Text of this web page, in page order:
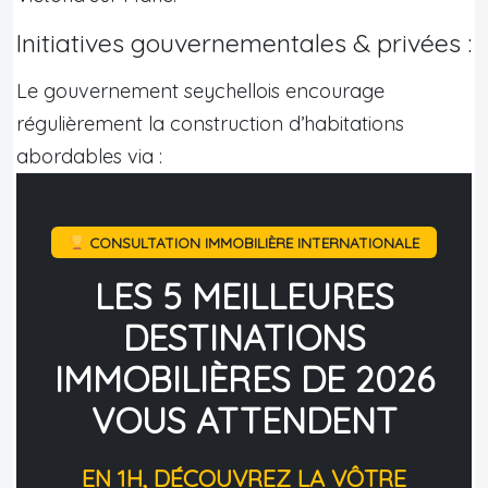
Initiatives gouvernementales & privées :
Le gouvernement seychellois encourage
régulièrement la construction d’habitations
abordables via :
CONSULTATION IMMOBILIÈRE INTERNATIONALE
LES 5 MEILLEURES
DESTINATIONS
IMMOBILIÈRES DE 2026
VOUS ATTENDENT
EN 1H, DÉCOUVREZ LA VÔTRE